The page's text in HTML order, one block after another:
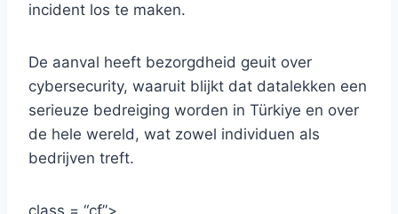
incident los te maken.
De aanval heeft bezorgdheid geuit over
cybersecurity, waaruit blijkt dat datalekken een
serieuze bedreiging worden in Türkiye en over
de hele wereld, wat zowel individuen als
bedrijven treft.